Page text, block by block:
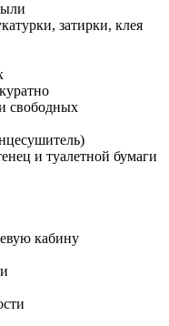
затирки, клея
свободных
и туалетной бумаги
кабину